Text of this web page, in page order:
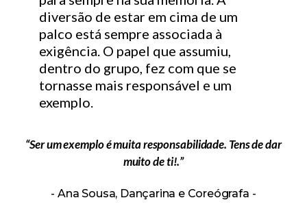
diversão de estar em cima de um
palco está sempre associada à
exigência. O papel que assumiu,
dentro do grupo, fez com que se
tornasse mais responsável e um
exemplo.
“Ser um exemplo é muita responsabilidade. Tens de dar
muito de ti!.”
Ana Sousa, Dançarina e Coreógrafa